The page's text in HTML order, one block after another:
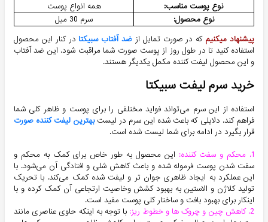
نوع پوست مناسب:
همه انواع پوست
نوع محصول:
سرم 30 میل
پیشنهاد میکنیم که در صورت تمایل از ضد آفتاب سبیکتا در کنار این محصول
استفاده کنید تا در طول روز از پوست صورت شما مراقبت شود. این ضد آفتاب
و این محصول لیفت کننده مکمل یکدیگر هستند.
خرید سرم لیفت سبیکتا
استفاده از این سرم می‌تواند فواید مختلفی را برای پوست و ظاهر کلی شما
فراهم کند. دلایلی که باعث شده این سرم در لیستبهترین لیفت کننده صورت
قرار بگیرد در ادامه برای شما لیست شده است.
1. محکم و سفت کننده: این محصول به طور خاص برای کمک به محکم و
سفت شدن پوست فرموله شده و باعث کاهش شلی و افتادگی آن می‌شود. با
این عملکرد به ایجاد ظاهری جوان تر و لیفت شده کمک می‌کند. با تحریک
تولید کلاژن و الاستین به بهبود کشش وخاصیت ارتجاعی آن کمک کرده و با
اینکار برای بهبود بافت و ساختار کلی پوست مفید است.
2. کاهش چین و چروک ها و خطوط ریز:
با توجه به اینکه حاوی عناصری مانند